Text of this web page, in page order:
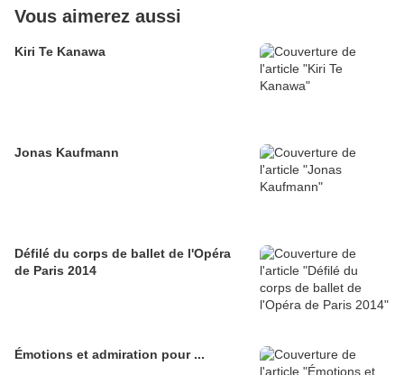
Vous aimerez aussi
Kiri Te Kanawa
Jonas Kaufmann
Défilé du corps de ballet de l'Opéra
de Paris 2014
Émotions et admiration pour ...